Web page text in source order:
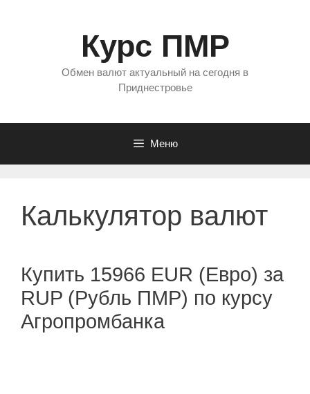
Курс ПМР
Обмен валют актуальный на сегодня в
Приднестровье
Меню
Калькулятор валют
Купить 15966 EUR (Евро) за
RUP (Рубль ПМР) по курсу
Агропромбанка